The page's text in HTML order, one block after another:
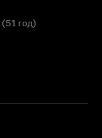
(51 год)